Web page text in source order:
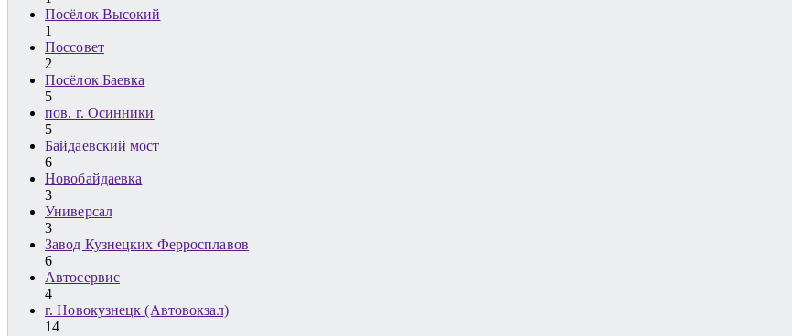
Посёлок Высокий
1
Поссовет
2
Посёлок Баевка
5
пов. г. Осинники
5
Байдаевский мост
6
Новобайдаевка
3
Универсал
3
Завод Кузнецких Ферросплавов
6
Автосервис
4
г. Новокузнецк (Автовокзал)
14